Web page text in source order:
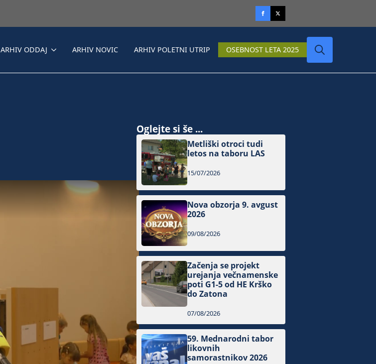
ARHIV ODDAJ ARHIV NOVIC ARHIV POLETNI UTRIP OSEBNOST LETA 2025
Oglejte si še ...
Metliški otroci tudi
letos na taboru LAS
15/07/2026
Nova obzorja 9. avgust
2026
09/08/2026
Začenja se projekt
urejanja večnamenske
poti G1-5 od HE Krško
do Zatona
07/08/2026
59. Mednarodni tabor
likovnih
samorastnikov 2026